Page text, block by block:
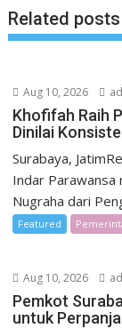
Related posts
Aug 10, 2026
Khofifah Raih
Dinilai
Surabaya,
Indar Parawansa
Nugraha dari
Featured
Aug 10, 2026
Pemkot
untuk